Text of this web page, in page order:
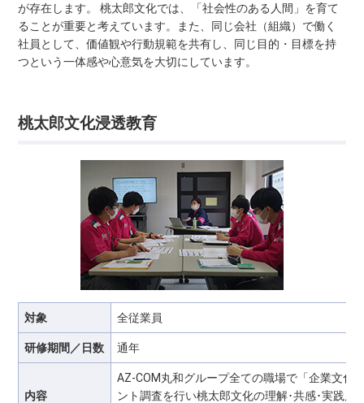
が存在します。 桃太郎文化では、「社会性のある人間」を育て
ることが重要と考えています。また、同じ会社（組織）で働く
社員として、価値観や行動規範を共有し、同じ目的・目標を持
つという一体感や心意気を大切にしています。
桃太郎文化浸透教育
対象 全従業員
研修期間／日数 通年
内容
AZ-COM丸和グループ全ての職場で「企業文化
ント調査を行い桃太郎文化の理解･共感･実践